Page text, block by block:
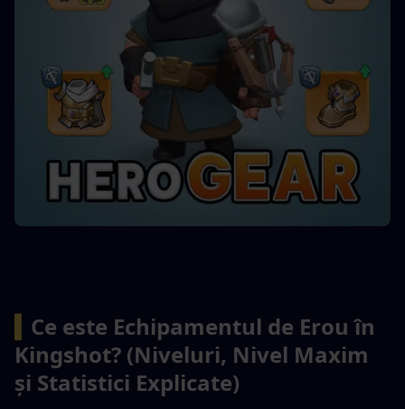
Ce este Echipamentul de Erou în
Kingshot? (Niveluri, Nivel Maxim
și Statistici Explicate)